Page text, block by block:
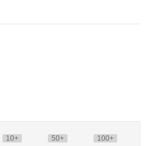
10+ 50+
100+